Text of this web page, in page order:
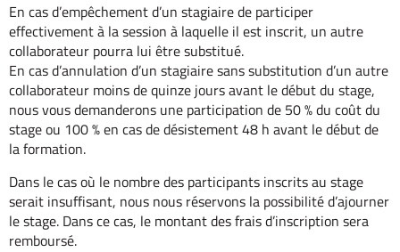
En cas d’empêchement d’un stagiaire de participer
effectivement à la session à laquelle il est inscrit, un autre
collaborateur pourra lui être substitué.
En cas d’annulation d’un stagiaire sans substitution d’un autre
collaborateur moins de quinze jours avant le début du stage,
nous vous demanderons une participation de 50 % du coût du
stage ou 100 % en cas de désistement 48 h avant le début de
la formation.
Dans le cas où le nombre des participants inscrits au stage
serait insuffisant, nous nous réservons la possibilité d’ajourner
le stage. Dans ce cas, le montant des frais d’inscription sera
remboursé.